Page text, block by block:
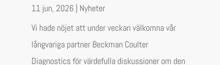
11 jun, 2026| Nyheter
Vi hade nöjet att under veckan välkomna vår
långvariga partner Beckman Coulter
Diagnostics för värdefulla diskussioner om den